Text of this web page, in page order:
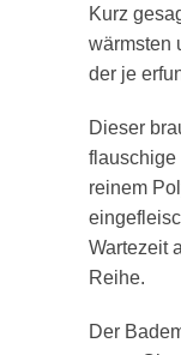
Kurz
wärmsten
der je
Dieser
flauschige
reinem
Wartezeit
Reihe.
Der